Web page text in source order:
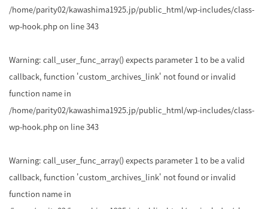
/home/parity02/kawashima1925.jp/public_html/wp-includes/class-
wp-hook.phpon line343
Warning: call_user_func_array() expects parameter 1 to be a valid
callback, function 'custom_archives_link' not found or invalid
function name in
/home/parity02/kawashima1925.jp/public_html/wp-includes/class-
wp-hook.phpon line343
Warning: call_user_func_array() expects parameter 1 to be a valid
callback, function 'custom_archives_link' not found or invalid
function name in